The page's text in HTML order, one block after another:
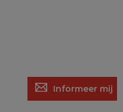
Informeer mij